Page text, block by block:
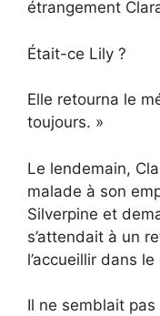
étrangement
Était-ce Lily ?
Elle retourna le
toujours. »
Le lendemain,
malade à son
Silverpine et
s’attendait à un
l’accueillir dans le
Il ne semblait pas